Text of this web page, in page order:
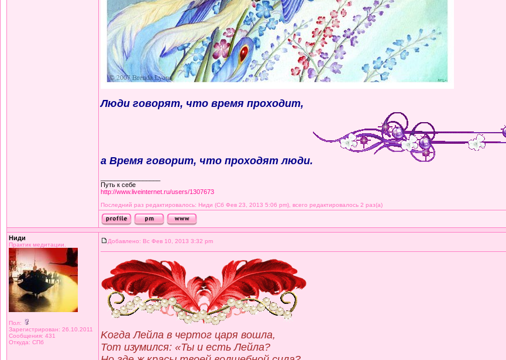
Люди говорят, что время проходит,
а Время говорит, что проходят люди.
Путь к себе
http://www.liveinternet.ru/users/1307673
Последний раз редактировалось: Ниди (Сб Фев 23, 2013 5:06 pm), всего редактировалось 2 раз(а)
Ниди
Практик медитации.
Пол:
Зарегистрирован: 26.10.2011
Сообщения: 431
Откуда: СПб
Добавлено: Вс Фев 10, 2013 3:32 pm
Kогда Лейла в чертог царя вошла,
Тот изумился: «Ты и есть Лейла?